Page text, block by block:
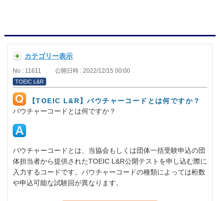
カテゴリー表示
No : 11611 公開日時 : 2022/12/15 00:00
TOEIC L&R
【TOEIC L&R】バウチャーコードとは何ですか？
バウチャーコードとは何ですか？
バウチャーコードとは、当協会もしくは団体一括受験申込の団
体担当者から提供されたTOEIC L&R公開テストを申し込む際に
入力するコードです。バウチャーコードの種類によっては桁数
や申込可能な試験回が異なります。